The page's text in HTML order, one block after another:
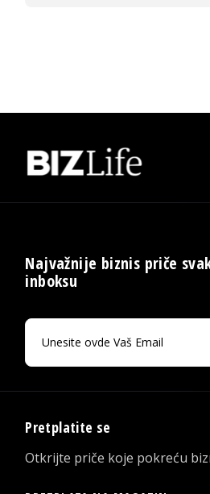
Najvažnije biznis priče
inboksu
Pretplatite se
Otkrijte priče koje pokreću